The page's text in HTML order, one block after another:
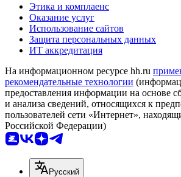
Этика и комплаенс
Оказание услуг
Использование сайтов
Защита персональных данных
ИТ аккредитация
На информационном ресурсе hh.ru
рекомендательные технологии
предоставления информации на основе
и анализа сведений, относящихся к
пользователей сети «Интернет»,
Российской Федерации)
Русский